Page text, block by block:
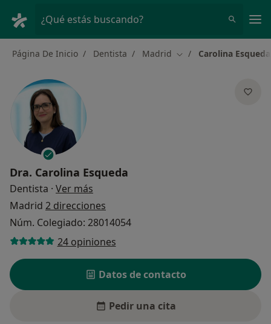
¿Qué estás buscando?
Página De Inicio Dentista Madrid Cambiar de ciudad
Carolina Esqueda
Dra. Carolina Esqueda
Dentista · Ver más
Madrid 2 direcciones
Núm. Colegiado: 28014054
24 opiniones
Datos de contacto
Pedir una cita